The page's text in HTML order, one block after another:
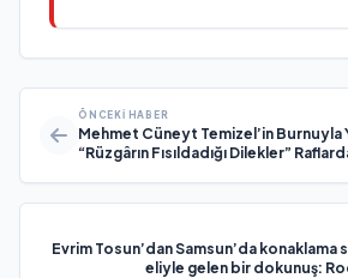
ÖNCEKI HABER
Mehmet Cüneyt Temizel’in Burnuyla
“Rüzgârın Fısıldadığı Dilekler”
Evrim Tosun’dan Samsun’da konaklama
eliyle gelen bir dokunuş: